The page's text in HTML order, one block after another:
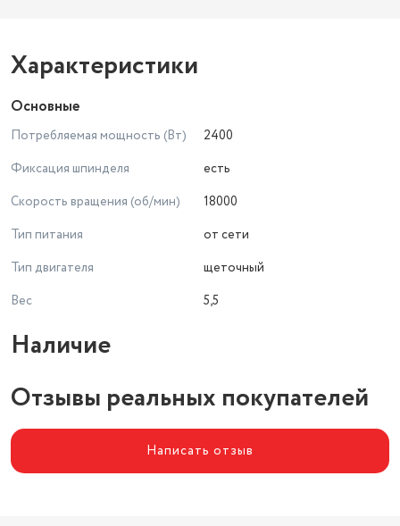
Характеристики
Основные
Потребляемая мощность (Вт)
2400
Фиксация шпинделя
есть
Скорость вращения (об/мин)
18000
Тип питания
от сети
Тип двигателя
щеточный
Вес
5,5
Наличие
Отзывы реальных покупателей
Написать отзыв